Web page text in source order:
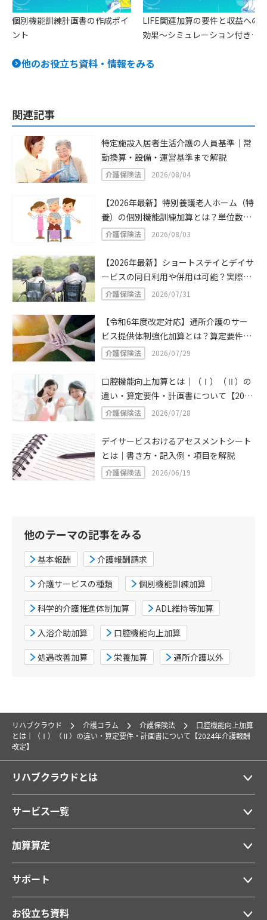
個別機能訓練計画書の作成ポイ
ント
LIFE関連加算の要件と収益への
効果〜シミュレーション付きで
他のお役立ち資料・情報をみる
関連記事
特定施設入居者生活介護の人員基準｜常
勤換算・設備・運営基準まで解説
介護保険法 2026/08/04
【2026年最新】特別養護老人ホーム（特
養）の個別機能訓練加算とは？単位数・
算定要件をわかりやすく解説
介護保険法 2026/08/03
【2026年最新】ショートステイとデイサ
ービスの同日利用や併用は可能？実際に
同日利用・併用したケースや注意点を解
介護保険法 2026/07/31
【令和6年度改定対応】通所介護のサー
ビス提供体制強化加算とは？算定要件・
計算方法
介護保険法 2026/07/29
口腔機能向上加算とは｜（Ⅰ）（Ⅱ）の
違い・算定要件・計画書について【2024
年介護報酬改定】
介護保険法 2026/07/28
デイサービスおけるアセスメントシート
とは｜書き方・記入例・項目を解説
介護保険法 2026/06/19
他のテーマの記事をみる
基本報酬 介護報酬請求
介護サービスの種類 個別機能訓練加算
科学的介護推進体制加算 ADL維持等加算
入浴介助加算 口腔機能向上加算
処遇改善加算 栄養加算 通所介護以外
リハブクラウド 介護コラム 介護保険法
口腔機能向上加算
とは｜（Ⅰ）（Ⅱ）の違い・算定要件・計画書について【2024年介護報酬
改定】
リハブクラウドとは
サービス一覧
加算算定
サポート
お役立ち資料